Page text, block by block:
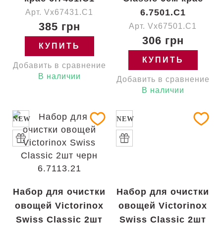
Арт. Vx67431.C1
385 грн
КУПИТЬ
Добавить в сравнение
В наличии
6.7501.C1
Арт. Vx67501.C1
306 грн
КУПИТЬ
Добавить в сравнение
В наличии
NEW
Набор для очистки
овощей Victorinox
Swiss Classic 2шт
NEW
Набор для очистки
овощей Victorinox
Swiss Classic 2шт